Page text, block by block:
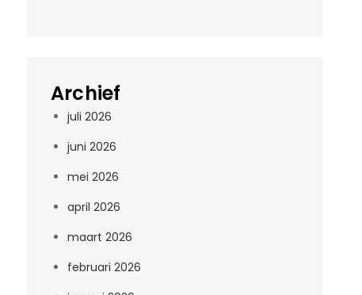
Archief
juli 2026
juni 2026
mei 2026
april 2026
maart 2026
februari 2026